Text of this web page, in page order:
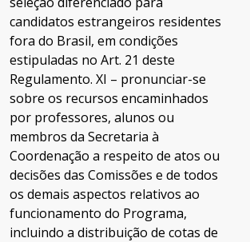
candidatos estrangeiros residentes
fora do Brasil, em condições
estipuladas no Art. 21 deste
Regulamento. XI – pronunciar-se
sobre os recursos encaminhados
por professores, alunos ou
membros da Secretaria à
Coordenação a respeito de atos ou
decisões das Comissões e de todos
os demais aspectos relativos ao
funcionamento do Programa,
incluindo a distribuição de cotas de